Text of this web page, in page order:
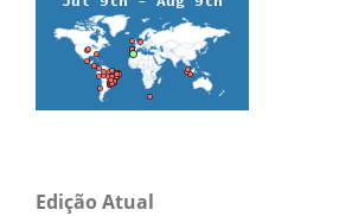
Edição Atual